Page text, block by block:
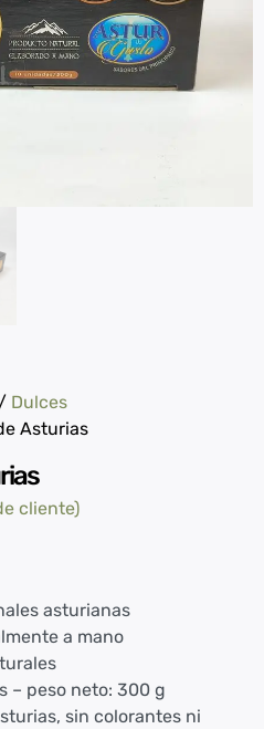
/ Dulces
Asturias
cliente)
asturianas
a mano
– peso neto: 300 g
sin colorantes ni